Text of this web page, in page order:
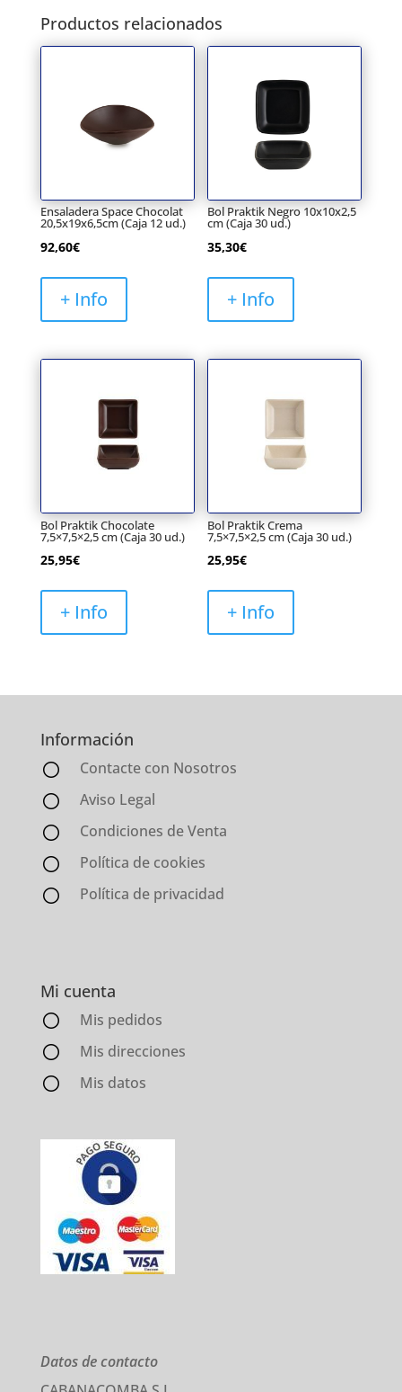
Productos relacionados
Ensaladera Space Chocolat
20,5x19x6,5cm (Caja 12 ud.)
92,60€
+ Info
Bol Praktik Negro 10x10x2,5
cm (Caja 30 ud.)
35,30€
+ Info
Bol Praktik Chocolate
7,5×7,5×2,5 cm (Caja 30 ud.)
25,95€
+ Info
Bol Praktik Crema
7,5×7,5×2,5 cm (Caja 30 ud.)
25,95€
+ Info
Información
Contacte con Nosotros
Aviso Legal
Condiciones de Venta
Política de cookies
Política de privacidad
Mi cuenta
Mis pedidos
Mis direcciones
Mis datos
Datos de contacto